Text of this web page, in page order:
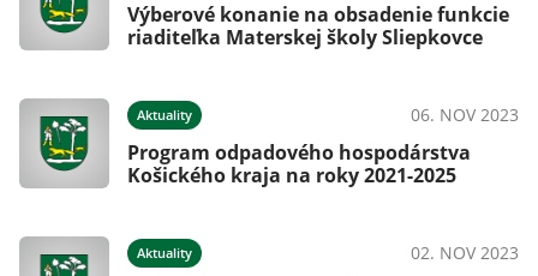
Výberové konanie na obsadenie funkcie
riaditeľka Materskej školy Sliepkovce
Aktuality 06. NOV 2023
Program odpadového hospodárstva
Košického kraja na roky 2021-2025
Aktuality 02. NOV 2023